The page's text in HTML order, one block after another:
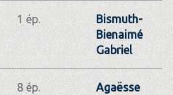
1 ép.
Bismuth-
Bienaimé
Gabriel
8 ép.
Agaësse